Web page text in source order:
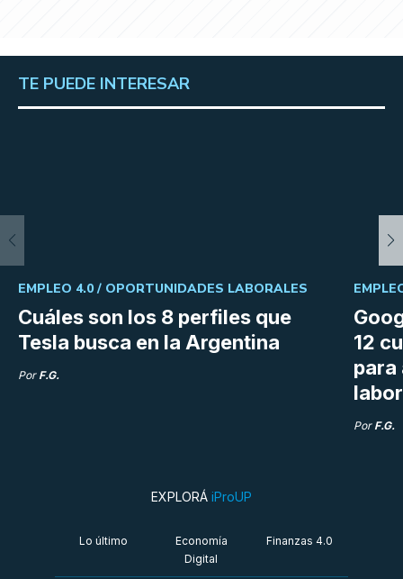
TE PUEDE INTERESAR
Cuáles son los 8 perfiles que
Tesla busca en la Argentina
EMPLEO 4.0 / OPORTUNIDADES LABORALES
Por F.G.
12
para
Por F.G.
EXPLORÁ iProUP
Lo último
Economía
Digital
Finanzas 4.0